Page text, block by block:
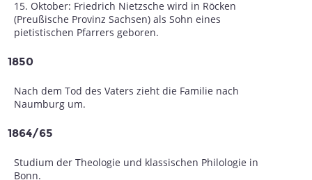
15. Oktober: Friedrich Nietzsche wird in Röcken
(Preußische Provinz Sachsen) als Sohn eines
pietistischen Pfarrers geboren.
1850
Nach dem Tod des Vaters zieht die Familie nach
Naumburg um.
1864/65
Studium der Theologie und klassischen Philologie in
Bonn.